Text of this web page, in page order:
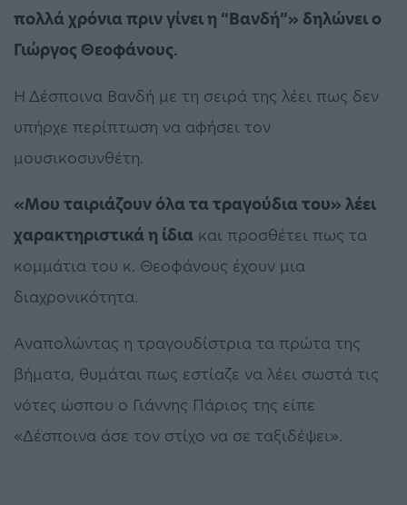
πολλά χρόνια πριν γίνει η “Βανδή”» δηλώνει ο
Γιώργος Θεοφάνους.
Η Δέσποινα Βανδή με τη σειρά της λέει πως δεν
υπήρχε περίπτωση να αφήσει τον
μουσικοσυνθέτη.
«Μου ταιριάζουν όλα τα τραγούδια του» λέει
χαρακτηριστικά η ίδια και προσθέτει πως τα
κομμάτια του κ. Θεοφάνους έχουν μια
διαχρονικότητα.
Αναπολώντας η τραγουδίστρια τα πρώτα της
βήματα, θυμάται πως εστίαζε να λέει σωστά τις
νότες ώσπου ο Γιάννης Πάριος της είπε
«Δέσποινα άσε τον στίχο να σε ταξιδέψει».